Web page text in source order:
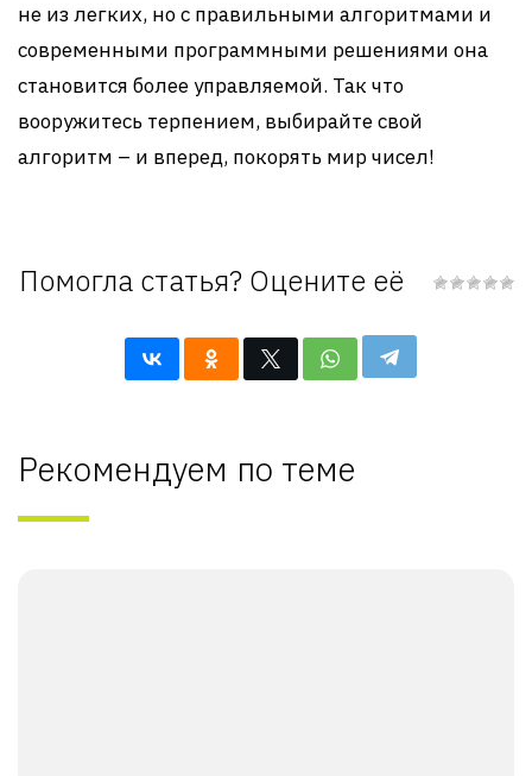
не из легких, но с правильными алгоритмами и
современными программными решениями она
становится более управляемой. Так что
вооружитесь терпением, выбирайте свой
алгоритм – и вперед, покорять мир чисел!
Помогла статья? Оцените её
Рекомендуем по теме